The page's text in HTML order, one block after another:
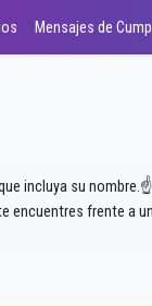
Mensajes de
incluya su
encuentres frente a